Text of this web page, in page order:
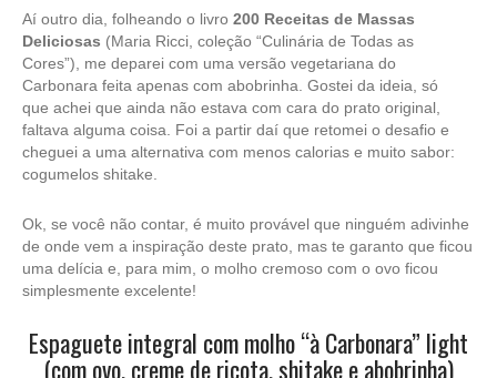
Aí outro dia, folheando o livro 200 Receitas de Massas
Deliciosas (Maria Ricci, coleção “Culinária de Todas as
Cores”), me deparei com uma versão vegetariana do
Carbonara feita apenas com abobrinha. Gostei da ideia, só
que achei que ainda não estava com cara do prato original,
faltava alguma coisa. Foi a partir daí que retomei o desafio e
cheguei a uma alternativa com menos calorias e muito sabor:
cogumelos shitake.
Ok, se você não contar, é muito provável que ninguém adivinhe
de onde vem a inspiração deste prato, mas te garanto que ficou
uma delícia e, para mim, o molho cremoso com o ovo ficou
simplesmente excelente!
Espaguete integral com molho “à Carbonara” light
(com ovo, creme de ricota, shitake e abobrinha)